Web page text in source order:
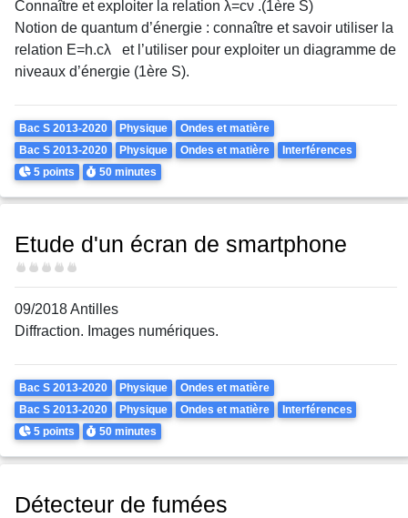
Connaître et exploiter la relation λ=cν .(1ère S)
Notion de quantum d’énergie : connaître et savoir utiliser la
relation E=h.cλ et l’utiliser pour exploiter un diagramme de
niveaux d’énergie (1ère S).
Theme
Bac S 2013-2020 Physique
Ondes et matière
Bac S 2013-2020
Physique Ondes et matière Interférences
Points
5 points Durée
50 minutes
Etude d'un écran de smartphone
Difficulté
09/2018 Antilles
Diffraction. Images numériques.
Theme
Bac S 2013-2020 Physique
Ondes et matière
Bac S 2013-2020
Physique Ondes et matière Interférences
Points
5 points Durée
50 minutes
Détecteur de fumées